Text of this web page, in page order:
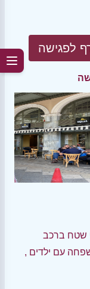
לפגישה
שטח ברכב
עם ילדים ,